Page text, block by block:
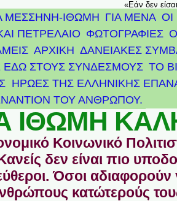
«Εάν δεν
ΜΕΣΣΗΝΗ-ΙΘΩΜΗ ΓΙΑ ΜΕΝΑ
ΠΕΤΡΕΛΑΙΟ ΦΩΤΟΓΡΑΦΙΕΣ
ΑΡΧΙΚΉ ΔΑΝΕΙΑΚΕΣ
ΕΔΩ ΣΤΟΥΣ ΣΥΝΔΕΣΜΟΥΣ ΤΟ
ΉΡΩΕΣ ΤΗΣ ΕΛΛΗΝΙΚΉΣ
ΤΟΥ ΑΝΘΡΩΠΟΥ.
ΙΘΩΜΗ
Κοινωνικό
δεν είναι πιο
Όσοι αδιαφορούν
κατώτερούς